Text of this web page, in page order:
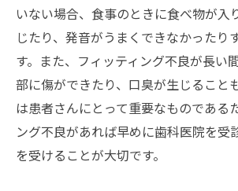
いない場合、食事のときに食べ物が入
じたり、発音がうまくできなかったり
す。また、フィッティング不良が長い
部に傷ができたり、口臭が生じること
は患者さんにとって重要なものである
ング不良があれば早めに歯科医院を受
を受けることが大切です。